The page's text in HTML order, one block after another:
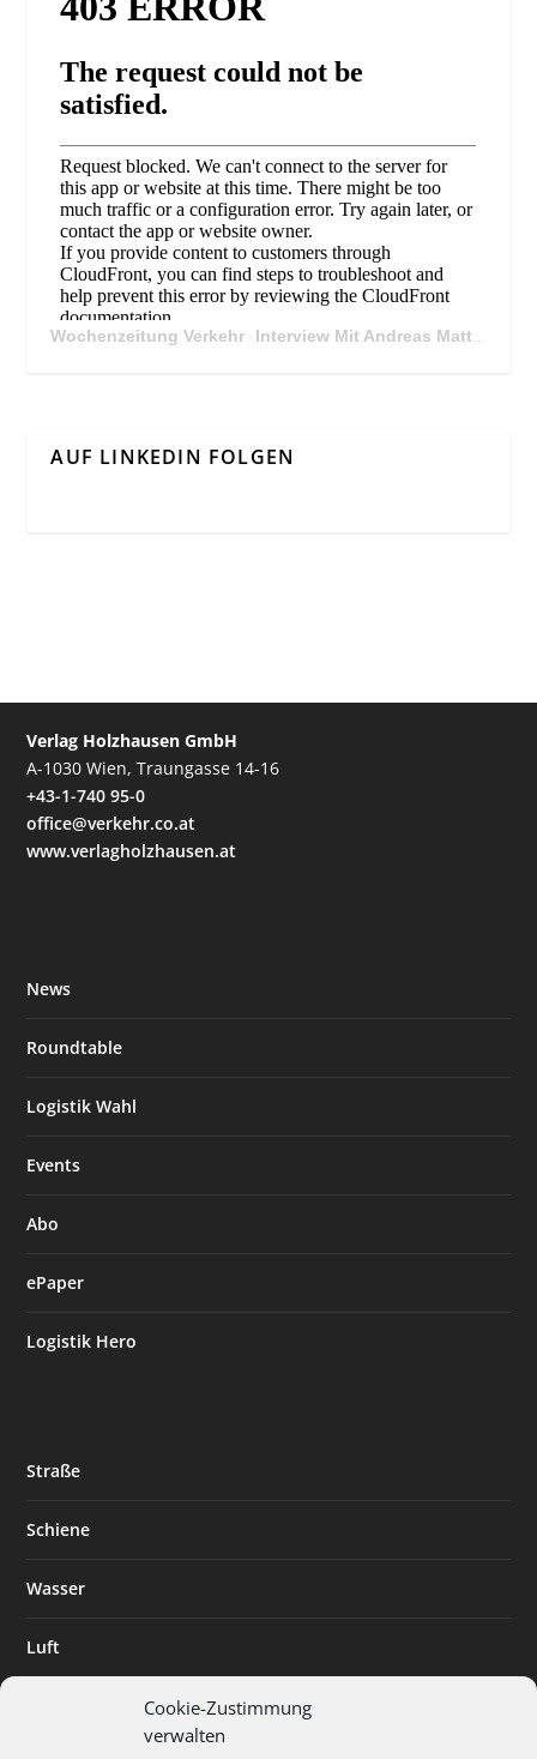
Cookie-Zustimmung
verwalten
Wochenzeitung Verkehr · Interview Mit Andreas Matthä, CEO der ÖBB Holding
AUF LINKEDIN FOLGEN
Verlag Holzhausen GmbH
A-1030 Wien, Traungasse 14-16
+43-1-740 95-0
office@verkehr.co.at
www.verlagholzhausen.at
News
Roundtable
Logistik Wahl
Events
Abo
ePaper
Logistik Hero
Straße
Schiene
Wasser
Luft